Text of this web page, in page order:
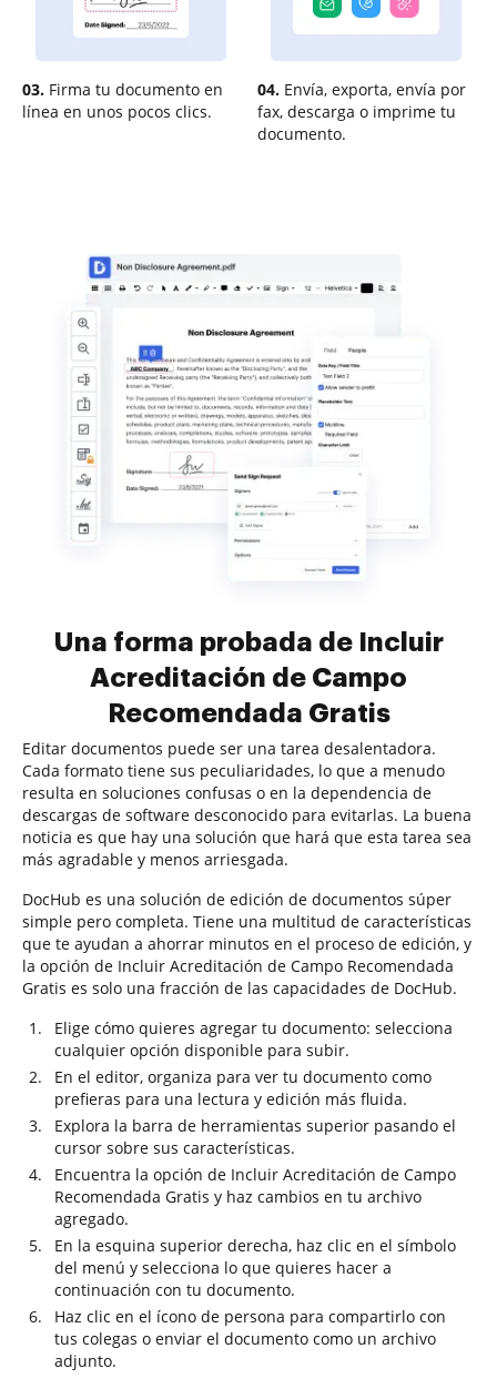
03. Firma tu documento en
línea en unos pocos clics.
04. Envía, exporta, envía por
fax, descarga o imprime tu
documento.
Una forma probada de Incluir
Acreditación de Campo
Recomendada Gratis
Editar documentos puede ser una tarea desalentadora.
Cada formato tiene sus peculiaridades, lo que a menudo
resulta en soluciones confusas o en la dependencia de
descargas de software desconocido para evitarlas. La buena
noticia es que hay una solución que hará que esta tarea sea
más agradable y menos arriesgada.
DocHub es una solución de edición de documentos súper
simple pero completa. Tiene una multitud de características
que te ayudan a ahorrar minutos en el proceso de edición, y
la opción de Incluir Acreditación de Campo Recomendada
Gratis es solo una fracción de las capacidades de DocHub.
Elige cómo quieres agregar tu documento: selecciona
cualquier opción disponible para subir.
En el editor, organiza para ver tu documento como
prefieras para una lectura y edición más fluida.
Explora la barra de herramientas superior pasando el
cursor sobre sus características.
Encuentra la opción de Incluir Acreditación de Campo
Recomendada Gratis y haz cambios en tu archivo
agregado.
En la esquina superior derecha, haz clic en el símbolo
del menú y selecciona lo que quieres hacer a
continuación con tu documento.
Haz clic en el ícono de persona para compartirlo con
tus colegas o enviar el documento como un archivo
adjunto.